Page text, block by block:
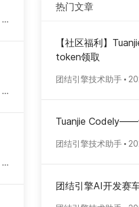
热门文章
【社区福利】
token领取
团结引擎技术助手
Tuanjie Codely——
团结引擎技术助手
团结引擎AI开发赛